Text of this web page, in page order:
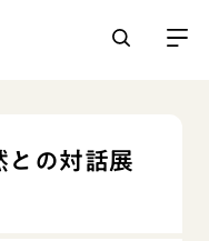
との対話展